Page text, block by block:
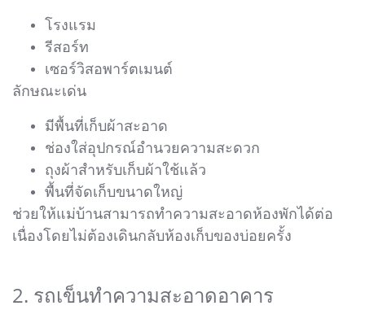
โรงแรม
รีสอร์ท
เซอร์วิสอพาร์ตเมนต์
ลักษณะเด่น
มีพื้นที่เก็บผ้าสะอาด
ช่องใส่อุปกรณ์อำนวยความสะดวก
ถุงผ้าสำหรับเก็บผ้าใช้แล้ว
พื้นที่จัดเก็บขนาดใหญ่
ช่วยให้แม่บ้านสามารถทำความสะอาดห้องพักได้ต่อ
เนื่องโดยไม่ต้องเดินกลับห้องเก็บของบ่อยครั้ง
2. รถเข็นทำความสะอาดอาคาร